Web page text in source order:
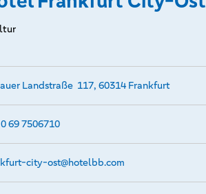
Landstraße 117, 60314 Frankfurt
69 7506710
city-ost@­hotelbb.com